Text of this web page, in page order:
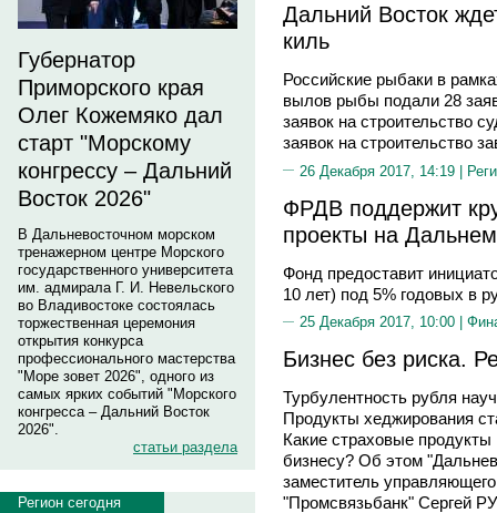
Губернатор
Приморского края
Олег Кожемяко дал
старт "Морскому
конгрессу – Дальний
Восток 2026"
В Дальневосточном морском
тренажерном центре Морского
государственного университета
им. адмирала Г. И. Невельского
во Владивостоке состоялась
торжественная церемония
открытия конкурса
профессионального мастерства
"Море зовет 2026", одного из
самых ярких событий "Морского
конгресса – Дальний Восток
2026".
статьи раздела
Регион сегодня
Дальний Восток
киль
Российские рыбаки в
вылов рыбы подали 28
заявок на строительство
заявок на строительство
26 Декабря 2017, 14:19 |
ФРДВ поддержит
проекты на
Фонд предоставит
10 лет) под 5% годовых в
25 Декабря 2017, 10:00 |
Бизнес без риска.
Турбулентность рубля
Продукты хеджирования
Какие страховые
бизнесу? Об этом
заместитель
"Промсвязьбанк" Сергей